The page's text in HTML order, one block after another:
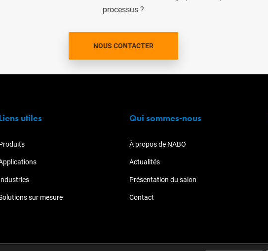
processus ?
NOUS CONTACTER
utiles
sur mesure
Qui sommes-nous
À propos de NABO
Actualités
Présentation du salon
Contact